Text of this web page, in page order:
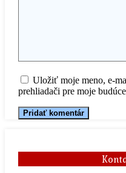
Uložiť moje meno, e-
prehliadači pre moje